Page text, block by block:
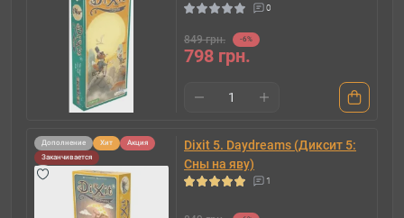
0
849 грн. -6%
798 грн.
Дополнение Хит
Акция
Заканчивается
Dixit 5. Daydreams (Диксит 5:
Сны на яву)
1